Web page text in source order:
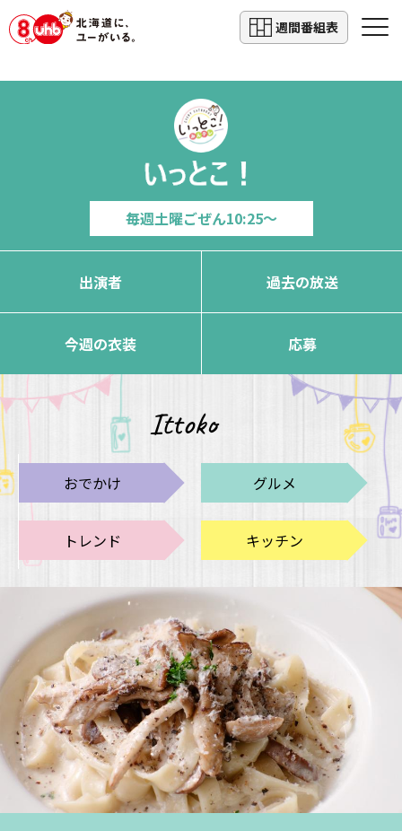
週間番組表
毎週土曜ごぜん10:25～
出演者 過去の放送
今週の衣装 応募
Ittoko
おでかけ グルメ
トレンド キッチン